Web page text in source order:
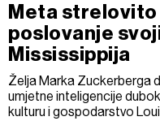
Meta
poslovanje
Mississippija
Želja Marka Zuckerberga
umjetne inteligencije
kulturu i gospodarstvo